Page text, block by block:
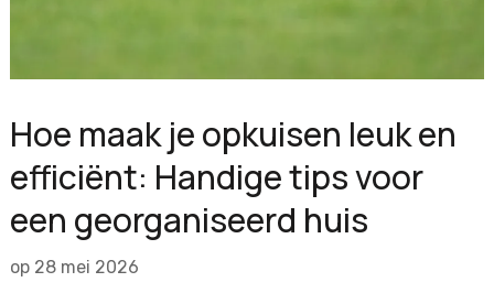
Hoe maak je opkuisen leuk en
efficiënt: Handige tips voor
een georganiseerd huis
op 28 mei 2026